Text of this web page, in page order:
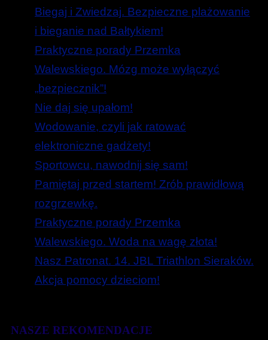
Biegaj i Zwiedzaj. Bezpieczne plażowanie
i bieganie nad Bałtykiem!
Praktyczne porady Przemka
Walewskiego. Mózg może wyłączyć
„bezpiecznik”!
Nie daj się upałom!
Wodowanie, czyli jak ratować
elektroniczne gadżety!
Sportowcu, nawodnij się sam!
Pamiętaj przed startem! Zrób prawidłową
rozgrzewkę.
Praktyczne porady Przemka
Walewskiego. Woda na wagę złota!
Nasz Patronat. 14. JBL Triathlon Sieraków.
Akcja pomocy dzieciom!
NASZE REKOMENDACJE